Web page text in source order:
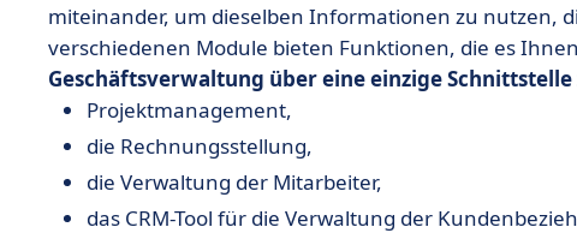
miteinander, um dieselben Informationen zu nutzen,
verschiedenen Module bieten Funktionen, die es
Geschäftsverwaltung über eine einzige Schnittstelle
Projektmanagement,
die Rechnungsstellung,
die Verwaltung der Mitarbeiter,
das CRM-Tool für die Verwaltung der